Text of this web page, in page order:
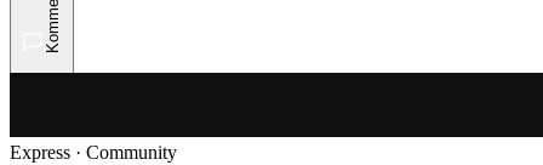
Express · Community